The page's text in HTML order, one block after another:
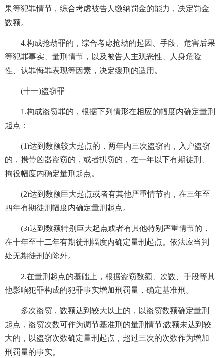
果等犯罪情节，综合考虑被告人缴纳罚金的能力，决定罚金
数额。
4.构成抢劫罪的，综合考虑抢劫的起因、手段、危害后果
等犯罪事实、量刑情节，以及被告人主观恶性、人身危险
性、认罪悔罪表现等因素，决定缓刑的适用。
(十一)盗窃罪
1.构成盗窃罪的，根据下列情形在相应的幅度内确定量刑
起点：
(1)达到数额较大起点的，两年内三次盗窃的，入户盗窃
的，携带凶器盗窃的，或者扒窃的，在一年以下有期徒刑、
拘役幅度内确定量刑起点。
(2)达到数额巨大起点或者有其他严重情节的，在三年至
四年有期徒刑幅度内确定量刑起点。
(3)达到数额特别巨大起点或者有其他特别严重情节的，
在十年至十二年有期徒刑幅度内确定量刑起点。依法应当判
处无期徒刑的除外。
2.在量刑起点的基础上，根据盗窃数额、次数、手段等其
他影响犯罪构成的犯罪事实增加刑罚量，确定基准刑。
多次盗窃，数额达到较大以上的，以盗窃数额确定量刑
起点，盗窃次数可作为调节基准刑的量刑情节;数额未达到较
大的，以盗窃次数确定量刑起点，超过三次的次数作为增加
刑罚量的事实。